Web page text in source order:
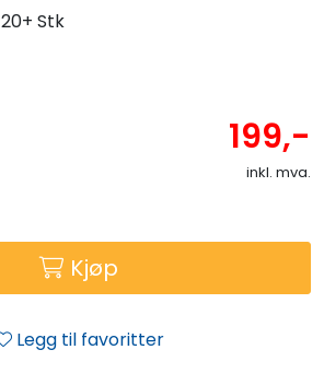
20+ Stk
199,-
inkl. mva.
Kjøp
Legg til favoritter